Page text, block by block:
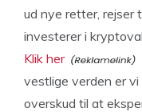
ud nye retter, rejser
investerer i
Klik her
vestlige verden er
overskud til at